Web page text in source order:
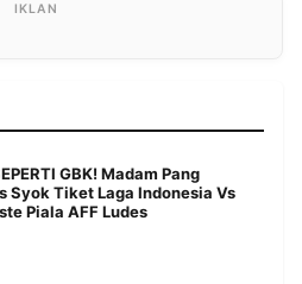
GBK! Madam Pang
Syok Tiket Laga Indonesia Vs
Piala AFF Ludes